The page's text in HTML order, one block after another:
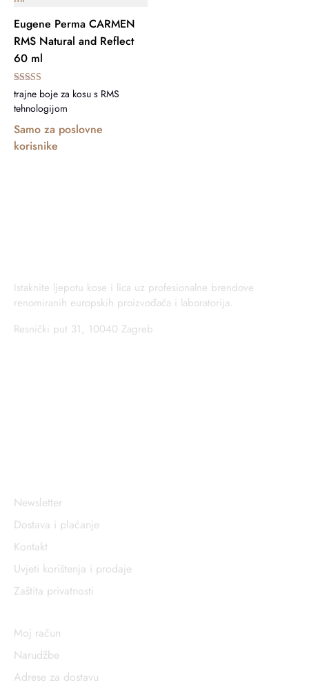
Eugene Perma CARMEN
RMS Natural and Reflect
60 ml
Ocijenjeno
5.00
od 5
trajne boje za kosu s RMS
tehnologijom
Samo za poslovne
korisnike
Istaknite ljepotu kose i lica uz profesionalne brendove
renomiranih europskih proizvođača i laboratorija.
Resnički put 31, 10040 Zagreb
Newsletter
Dostava i plaćanje
Kontakt
Uvjeti korištenja i prodaje
Zaštita privatnosti
Moj račun
Narudžbe
Adrese za dostavu